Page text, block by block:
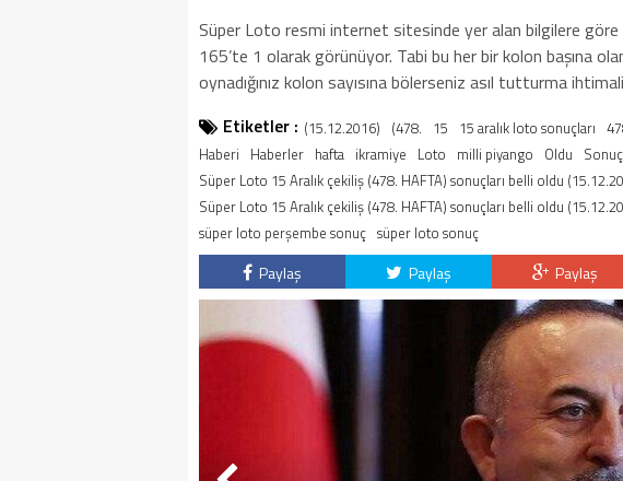
Süper Loto resmi internet sitesinde yer alan bilgilere
165’te 1 olarak görünüyor. Tabi bu her bir kolon başına
oynadığınız kolon sayısına bölerseniz asıl tutturma
Etiketler : (15.12.2016) (478. 15 15 aralık loto sonuçları
Haberi Haberler hafta ikramiye Loto milli piyango Oldu
Süper Loto 15 Aralık çekiliş (478. HAFTA) sonuçları belli oldu
Süper Loto 15 Aralık çekiliş (478. HAFTA) sonuçları belli oldu
süper loto perşembe sonuç süper loto sonuç
Paylaş Paylaş Paylaş